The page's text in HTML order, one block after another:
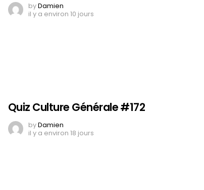
byDamien
il y a environ 10 jours
Quiz Culture Générale #172
byDamien
il y a environ 18 jours